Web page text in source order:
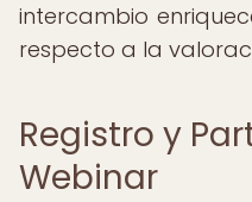
intercambio
respecto a la
Registro y
Webinar